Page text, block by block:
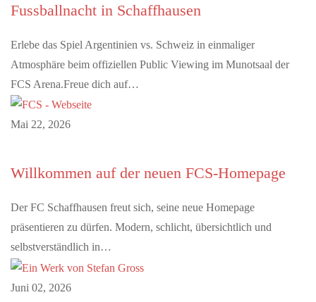
Fussballnacht in Schaffhausen
Erlebe das Spiel Argentinien vs. Schweiz in einmaliger
Atmosphäre beim offiziellen Public Viewing im Munotsaal der
FCS Arena.Freue dich auf…
Mai 22, 2026
Willkommen auf der neuen FCS-Homepage
Der FC Schaffhausen freut sich, seine neue Homepage
präsentieren zu dürfen. Modern, schlicht, übersichtlich und
selbstverständlich in…
Juni 02, 2026